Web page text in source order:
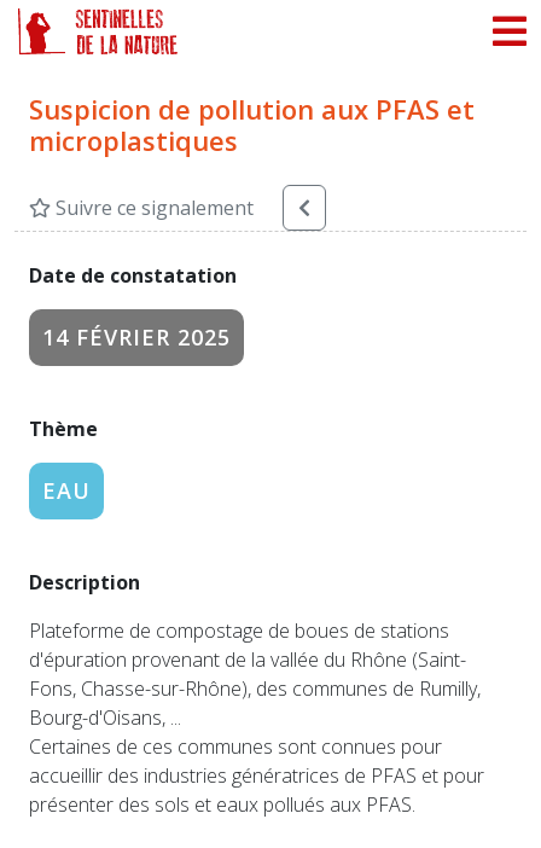
Suspicion de pollution aux PFAS et
microplastiques
Suivre ce signalement
Date de constatation
14 FÉVRIER 2025
Thème
EAU
Description
Plateforme de compostage de boues de stations
d'épuration provenant de la vallée du Rhône (Saint-
Fons, Chasse-sur-Rhône), des communes de Rumilly,
Bourg-d'Oisans, ...
Certaines de ces communes sont connues pour
accueillir des industries génératrices de PFAS et pour
présenter des sols et eaux pollués aux PFAS.
Panneau de gestion des cookies